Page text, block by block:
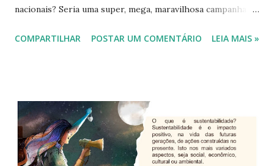
nacionais? Seria uma super, mega, maravilhosa campanha,
todinha dedicada ao livro nacional. É a
brasileiros, prestigie o livro nacional. Escolha livros para
seus presentes deste fim de ano. Lembre-se, livro é
sempre o melhor presente. Veja abaixo os participantes
apoiadores. Eu me sinto muito honrada por estar entre
COMPARTILHAR POSTAR UM COMENTÁRIO LEIA MAIS »